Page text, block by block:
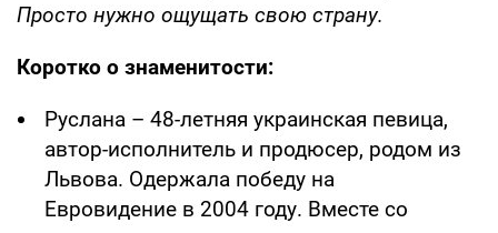
Просто нужно ощущать свою страну.
Коротко о знаменитости:
Руслана – 48-летняя украинская певица,
автор-исполнитель и продюсер, родом из
Львова. Одержала победу на
Евровидение в 2004 году. Вместе со